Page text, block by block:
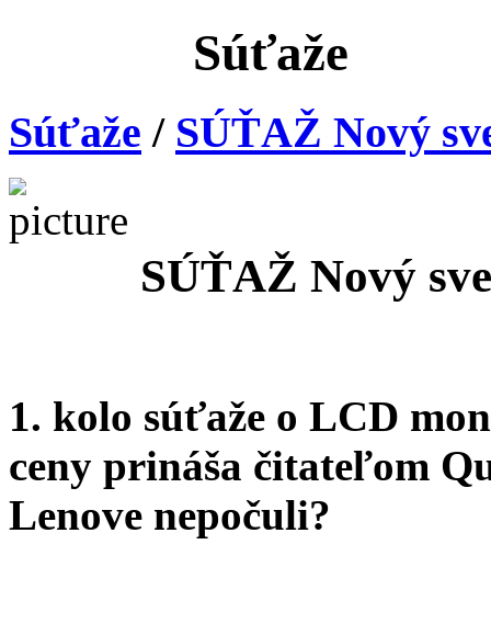
Súťaže
Súťaže / SÚŤAŽ Nový
SÚŤAŽ Nový
1. kolo súťaže o LCD
ceny prináša čitateľom
Lenove nepočuli?